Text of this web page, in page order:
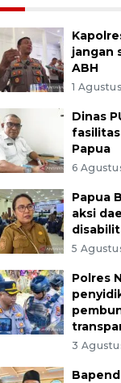
jangan
ABH
1
Dinas
Papua
6
Papua
aksi
5
Polres
3